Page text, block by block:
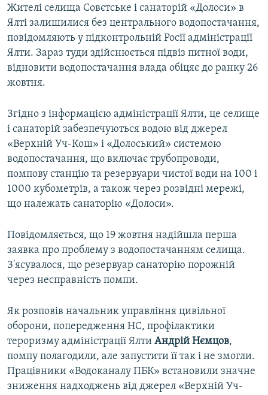
Усі сайти RFE/RL
Жителі селища Совєтське і санаторій «Долоси» в
Ялті залишилися без центрального водопостачання,
повідомляють у підконтрольній Росії адміністрації
Ялти. Зараз туди здійснюється підвіз питної води,
відновити водопостачання влада обіцяє до ранку 26
жовтня.
Згідно з інформацією адміністрації Ялти, це селище
і санаторій забезпечуються водою від джерел
«Верхній Уч-Кош» і «Долоський» системою
водопостачання, що включає трубопроводи,
помпову станцію та резервуари чистої води на 100 і
1000 кубометрів, а також через розвідні мережі,
що належать санаторію «Долоси».
Повідомляється, що 19 жовтня надійшла перша
заявка про проблему з водопостачанням селища.
З'ясувалося, що резервуар санаторію порожній
через несправність помпи.
Як розповів начальник управління цивільної
оборони, попередження НС, профілактики
тероризму адміністрації Ялти Андрій Нємцов,
помпу полагодили, але запустити її так і не змогли.
Працівники «Водоканалу ПБК» встановили значне
зниження надходжень від джерел «Верхній Уч-